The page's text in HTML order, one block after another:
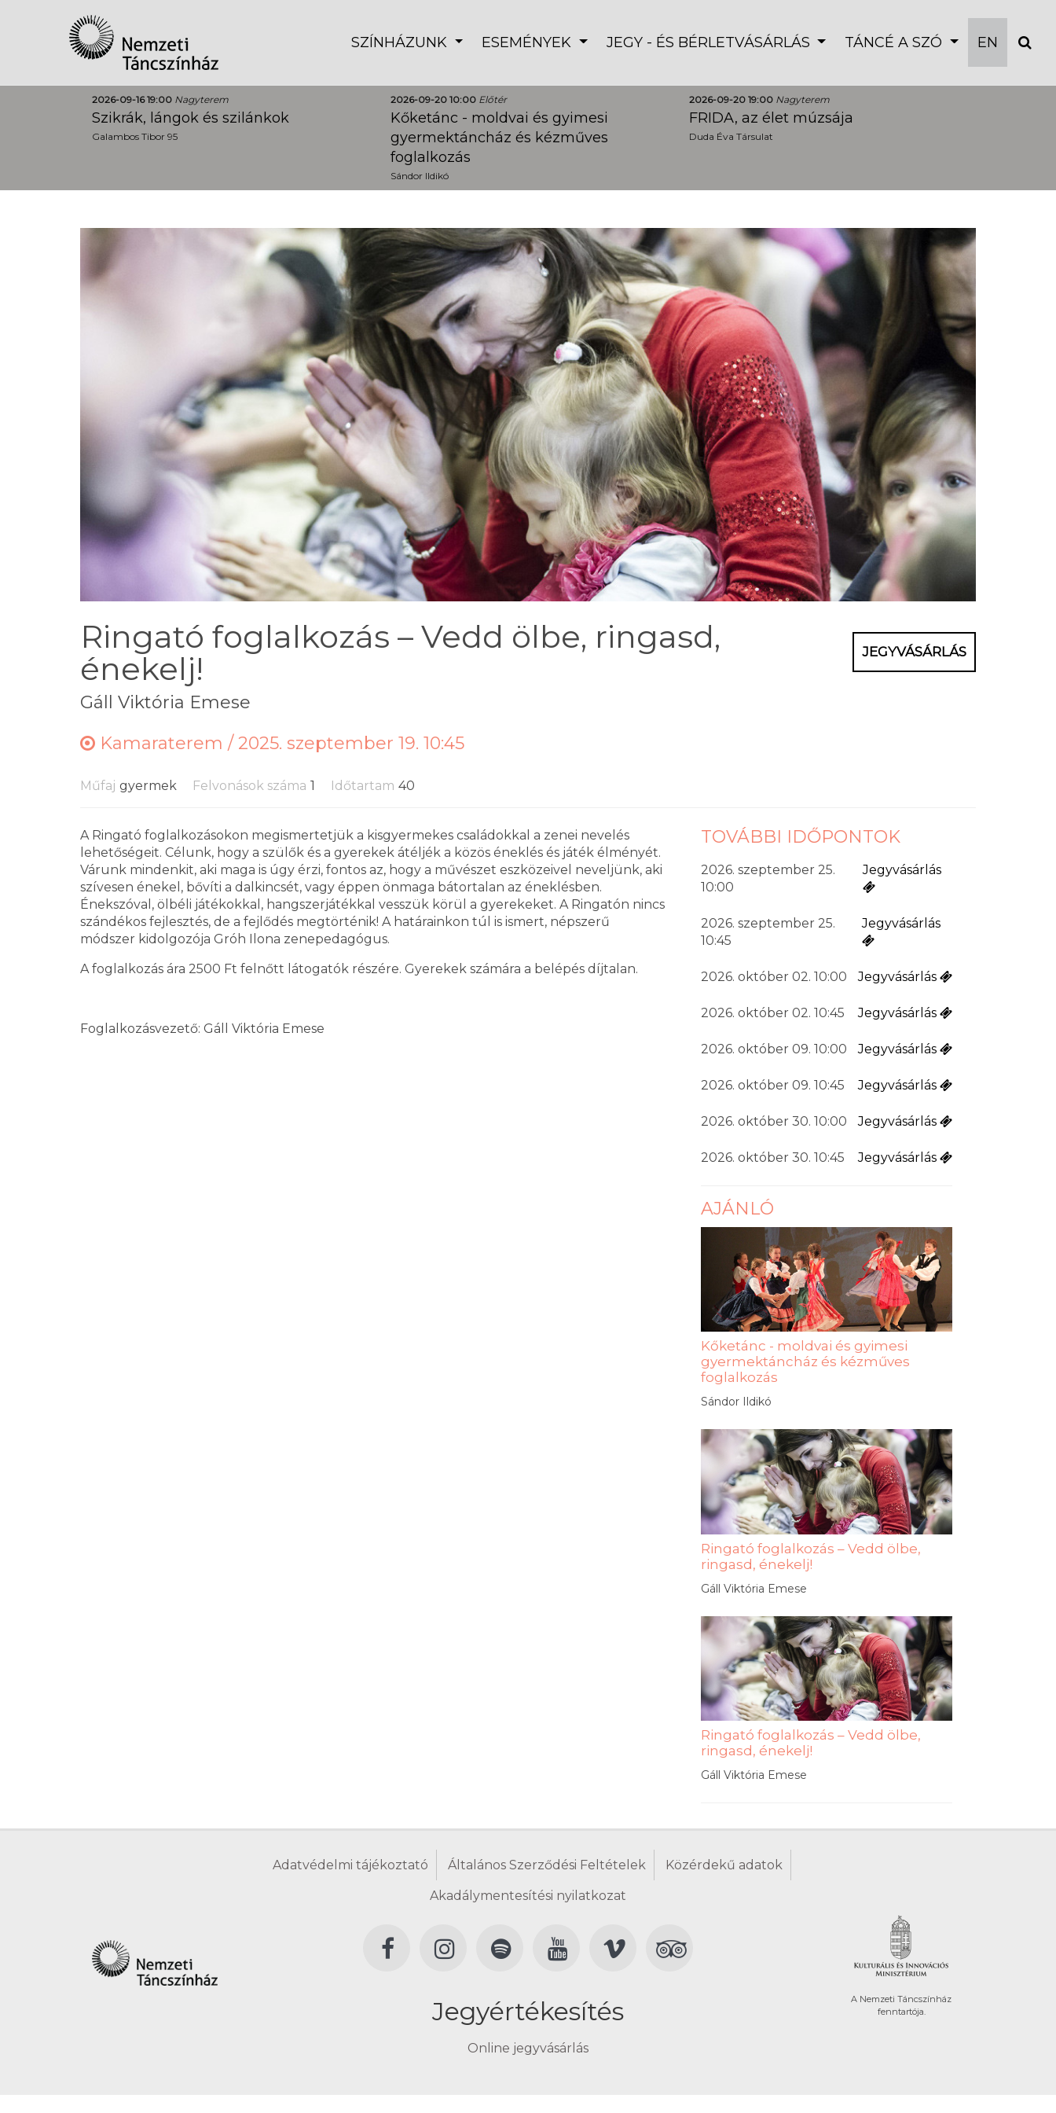
SZÍNHÁZUNK ESEMÉNYEK JEGY - ÉS BÉRLETVÁSÁRLÁS TÁNCÉ A SZÓ EN
2026-09-16 19:00 Nagyterem
Szikrák, lángok és szilánkok
Galambos Tibor 95
2026-09-20 10:00 Előtér
Kőketánc - moldvai és gyimesi
gyermektáncház és kézműves
foglalkozás
Sándor Ildikó
2026-09-20 19:00 Nagyterem
FRIDA, az élet múzsája
Duda Éva Társulat
Ringató foglalkozás – Vedd ölbe, ringasd,
énekelj!
Gáll Viktória Emese
JEGYVÁSÁRLÁS
Kamaraterem / 2025. szeptember 19. 10:45
Műfaj gyermek Felvonások száma 1 Időtartam 40
A Ringató foglalkozásokon megismertetjük a kisgyermekes családokkal a zenei nevelés
lehetőségeit. Célunk, hogy a szülők és a gyerekek átéljék a közös éneklés és játék élményét.
Várunk mindenkit, aki maga is úgy érzi, fontos az, hogy a művészet eszközeivel neveljünk, aki
szívesen énekel, bővíti a dalkincsét, vagy éppen önmaga bátortalan az éneklésben.
Énekszóval, ölbéli játékokkal, hangszerjátékkal vesszük körül a gyerekeket. A Ringatón nincs
szándékos fejlesztés, de a fejlődés megtörténik! A határainkon túl is ismert, népszerű
módszer kidolgozója Gróh Ilona zenepedagógus.
A foglalkozás ára 2500 Ft felnőtt látogatók részére. Gyerekek számára a belépés díjtalan.
Foglalkozásvezető: Gáll Viktória Emese
TOVÁBBI IDŐPONTOK
2026. szeptember 25.
10:00
Jegyvásárlás
2026. szeptember 25.
10:45
Jegyvásárlás
2026. október 02. 10:00 Jegyvásárlás
2026. október 02. 10:45 Jegyvásárlás
2026. október 09. 10:00 Jegyvásárlás
2026. október 09. 10:45 Jegyvásárlás
2026. október 30. 10:00 Jegyvásárlás
2026. október 30. 10:45 Jegyvásárlás
AJÁNLÓ
Kőketánc - moldvai és gyimesi
gyermektáncház és kézműves
foglalkozás
Sándor Ildikó
Ringató foglalkozás – Vedd ölbe,
ringasd, énekelj!
Gáll Viktória Emese
Ringató foglalkozás – Vedd ölbe,
ringasd, énekelj!
Gáll Viktória Emese
Adatvédelmi tájékoztató Általános Szerződési Feltételek Közérdekű adatok
Akadálymentesítési nyilatkozat
Jegyértékesítés
Online jegyvásárlás
A Nemzeti Táncszínház
fenntartója.